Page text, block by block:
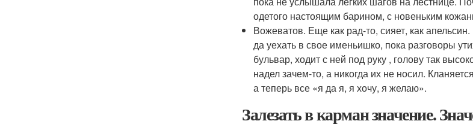
одетого настоящим барином, с новеньким
Вожеватов. Еще как рад-то, сияет, как
да уехать в свое именьишко, пока разговоры
бульвар, ходит с ней под руку , голову так
надел зачем-то, а никогда их не носил.
а теперь все «я да я, я хочу, я желаю».
Залезать в карман значение.